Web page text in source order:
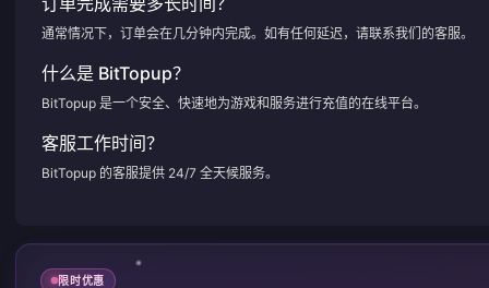
通常情况下，订单会在几分钟内完成。如有任何延迟，请联系我们的客服。
什么是 BitTopup？
BitTopup 是一个安全、快速地为游戏和服务进行充值的在线平台。
客服工作时间？
BitTopup 的客服提供 24/7 全天候服务。
限时优惠